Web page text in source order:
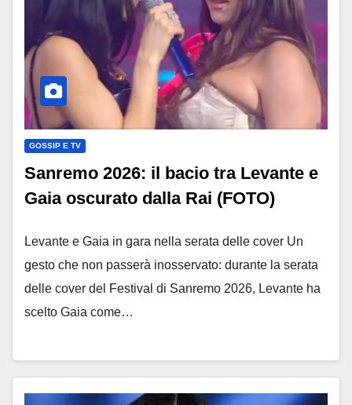
GOSSIP E TV
Sanremo 2026: il bacio tra Levante e
Gaia oscurato dalla Rai (FOTO)
Levante e Gaia in gara nella serata delle cover Un
gesto che non passerà inosservato: durante la serata
delle cover del Festival di Sanremo 2026, Levante ha
scelto Gaia come…